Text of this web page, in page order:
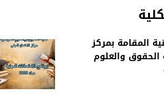
المقامة بمركز
الحقوق والعلوم